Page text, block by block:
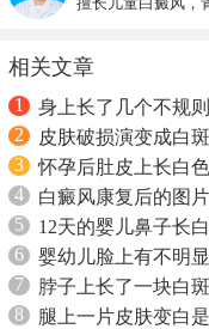
相关文章
1
身上长了几个不规
2
皮肤破损演变成白
3
怀孕后肚皮上长白
4
白癜风康复后的图片
5
12天的婴儿鼻子长
6
婴幼儿脸上有不明
7
脖子上长了一块白
8
腿上一片皮肤变白